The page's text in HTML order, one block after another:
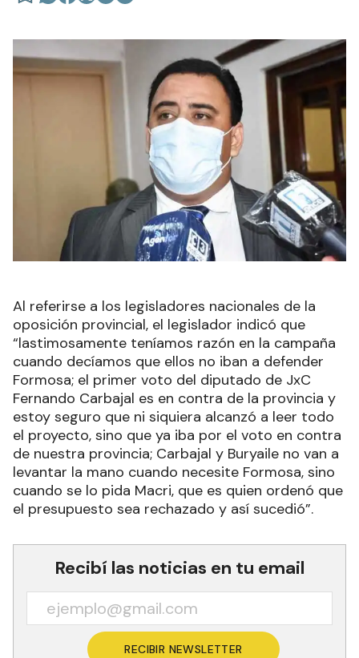
Al referirse a los legisladores nacionales de la
oposición provincial, el legislador indicó que
“lastimosamente teníamos razón en la campaña
cuando decíamos que ellos no iban a defender
Formosa; el primer voto del diputado de JxC
Fernando Carbajal es en contra de la provincia y
estoy seguro que ni siquiera alcanzó a leer todo
el proyecto, sino que ya iba por el voto en contra
de nuestra provincia; Carbajal y Buryaile no van a
levantar la mano cuando necesite Formosa, sino
cuando se lo pida Macri, que es quien ordenó que
el presupuesto sea rechazado y así sucedió”.
Recibí las noticias en tu email
RECIBIR NEWSLETTER